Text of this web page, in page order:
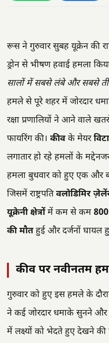
रूस ने गुरुवार सुबह यूक्रेन की
ड्रोन से भीषण हवाई हमला
सालों में सबसे लंबे और सबसे
हमले से पूरे शहर में जोरदार
रक्षा प्रणालियों ने आने वाले
फायरिंग की। कीवके मेयर
लगातार हो रहे हमलों के
हमला बुधवार को हुए एक और
जिसमें राष्ट्रपतिवलोडिमिर
यूक्रेनी क्षेत्रोंमें कम से कम 800
की मौतहुई और दर्जनों घायल
कीव पर नवीनतम
गुरुवार को हुए इस हमले के
ने कई जोरदार धमाके सुनने और
में लक्ष्यों को भेदते हुए देखने की